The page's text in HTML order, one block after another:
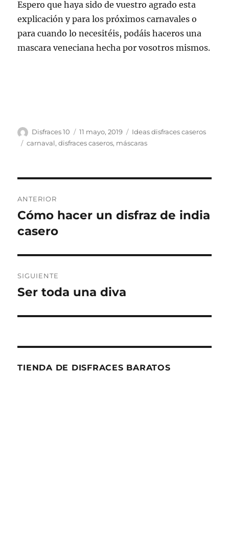
Espero que haya sido de vuestro agrado esta
explicación y para los próximos carnavales o
para cuando lo necesitéis, podáis haceros una
mascara veneciana hecha por vosotros mismos.
Autor
Disfraces 10
Publicado
el
11 mayo, 2019 Categorías
Ideas disfraces caseros
Etiquetas
carnaval,disfraces caseros, máscaras
de
entradas
ANTERIOR
Entrada
anterior:
Cómo hacer un disfraz de india
casero
SIGUIENTE
Entrada
Ser toda una diva
TIENDA DE DISFRACES BARATOS